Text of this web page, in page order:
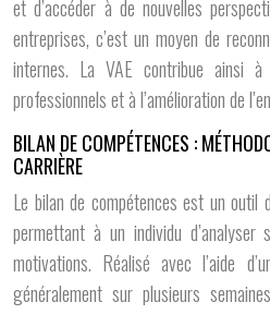
et d’accéder à de nouvelles
entreprises, c’est un moyen de
internes. La VAE contribue ainsi
professionnels et à l’amélioration de
BILAN DE COMPÉTENCES :
CARRIÈRE
Le bilan de compétences est un outil
permettant à un individu d’analyser
motivations. Réalisé avec l’aide
généralement sur plusieurs